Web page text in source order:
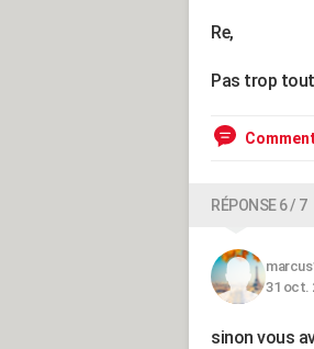
Re,
Pas trop tout
RÉPONSE 6 / 7
31 oct.
sinon vous